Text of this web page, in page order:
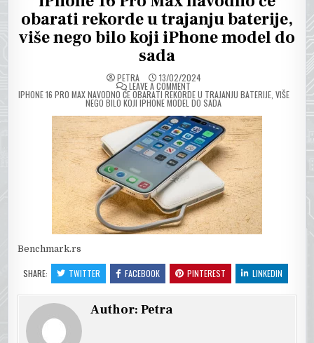
obarati rekorde u trajanju baterije,
više nego bilo koji iPhone model do
sada
PETRA 13/02/2024
LEAVE A COMMENTON
IPHONE 16 PRO MAX NAVODNO ĆE OBARATI REKORDE U TRAJANJU BATERIJE, VIŠE
NEGO BILO KOJI IPHONE MODEL DO SADA
Benchmark.rs
SHARE: TWITTER FACEBOOK PINTEREST LINKEDIN
Author:Petra